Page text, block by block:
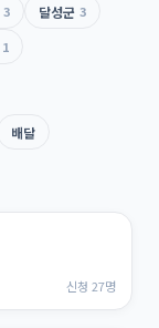
3 달성군 3
1
배달
신청 27명